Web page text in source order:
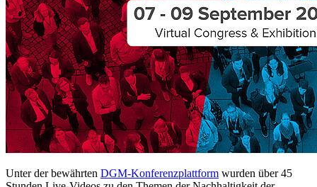
Unter der bewährten DGM-Konferenzplattform wurden über 45